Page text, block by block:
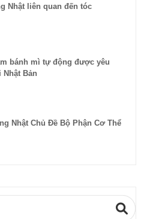
Nhật liên quan đến tóc
bánh mì tự động được yêu
Bản
Nhật Chủ Đề Bộ Phận Cơ Thể